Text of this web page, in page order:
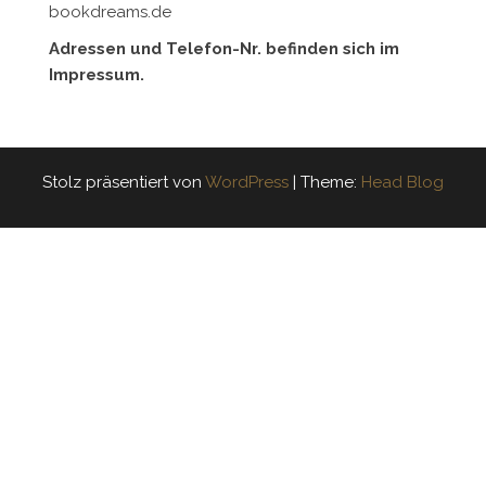
bookdreams.de
Adressen und Telefon-Nr. befinden sich im
Impressum.
Stolz präsentiert von WordPress | Theme: Head Blog